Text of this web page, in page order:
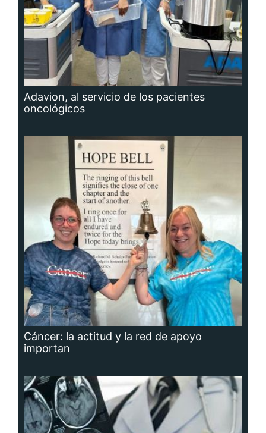
Adavion, al servicio de los pacientes
oncológicos
Cáncer: la actitud y la red de apoyo
importan